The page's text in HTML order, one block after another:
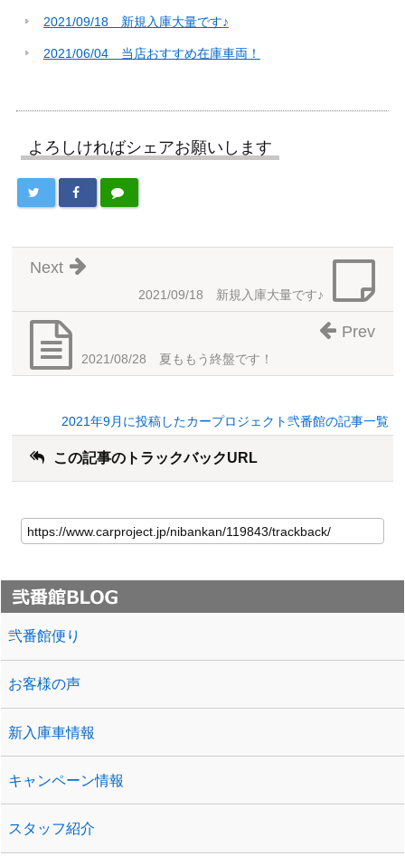
2021/09/18 新規入庫大量です♪
2021/06/04 当店おすすめ在庫車両！
よろしければシェアお願いします
2021/09/18 新規入庫大量です♪
Next
2021/08/28 夏ももう終盤です！
Prev
2021年9月に投稿したカープロジェクト弐番館の記事一覧
この記事のトラックバックURL
弐番館便り
お客様の声
新入庫車情報
キャンペーン情報
スタッフ紹介